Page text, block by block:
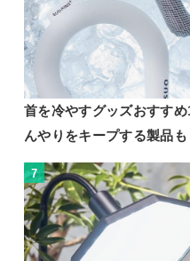
首を冷やすグッズおすす
んやりをキープする製品も
7